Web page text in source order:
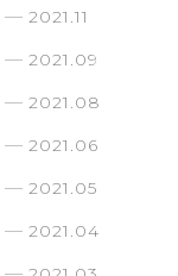
2021.11
2021.09
2021.08
2021.06
2021.05
2021.04